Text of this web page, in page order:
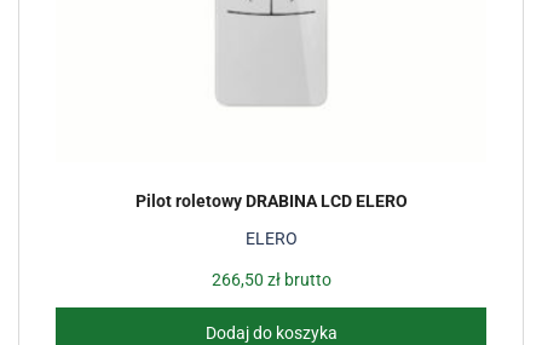
ELERO
Pilot roletowy DRABINA LCD ELERO
266,50 złbrutto
Dodaj do koszyka